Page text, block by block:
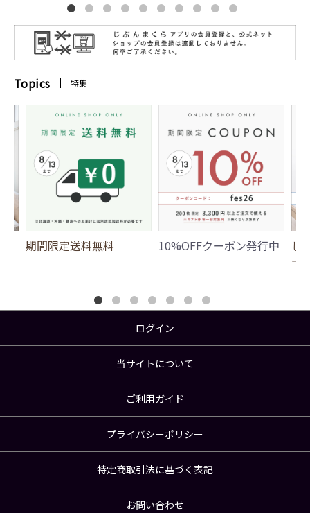
Topics 特集
期間限定送料無料 10%OFFクーポン発行中
じ
ー
ログイン
当サイトについて
ご利用ガイド
プライバシーポリシー
特定商取引法に基づく表記
お問い合わせ